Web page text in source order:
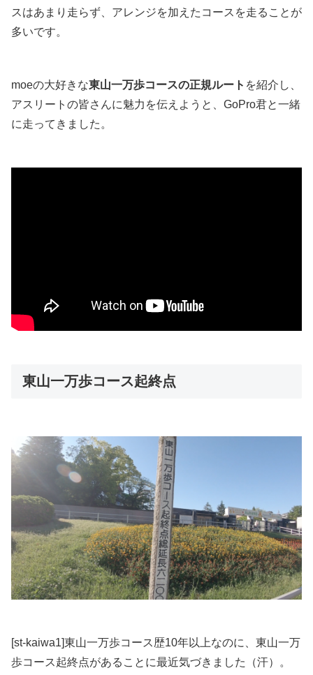
スはあまり走らず、アレンジを加えたコースを走ることが
多いです。
moeの大好きな東山一万歩コースの正規ルート を紹介し、
アスリートの皆さんに魅力を伝えようと、GoPro君と一緒
に走ってきました。
東山一万歩コース起終点
[st-kaiwa1]東山一万歩コース歴10年以上なのに、東山一万
歩コース起終点があることに最近気づきました（汗）。